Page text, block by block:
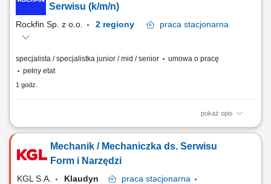
złożonych projektów serwisowych i nie boi się pracy w dynamicznym
środowisku...
Serwisu (k/m/n)
Rockfin Sp. z o.o. praca stacjonarna
specjalista / specjalistka junior / mid / senior
umowa o pracę
pełny etat
1 godz.
pokaż opis
Opis stanowiska Analiza oraz rozwiązywanie problemów technicznych,
Formułowanie założeń i projektowanie rozwiązań technicznych (w tym
modernizacji i retrofitów istniejących układów hydraulicznych) Wsparcie
Mechanik / Mechaniczka ds. Serwisu
Form i Narzędzi
KGL S.A. Klaudyn praca stacjonarna